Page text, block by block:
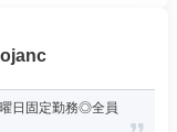
日固定勤務◎全員